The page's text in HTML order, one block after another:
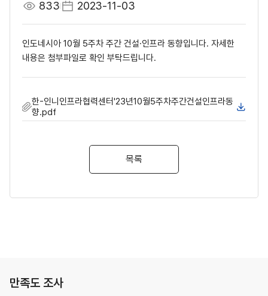
833 2023-11-03
인도네시아 10월 5주차 주간 건설·인프라 동향입니다. 자세한
내용은 첨부파일로 확인 부탁드립니다.
한-인니인프라협력센터'23년10월5주차주간건설인프라동
향.pdf
목록
만족도 조사